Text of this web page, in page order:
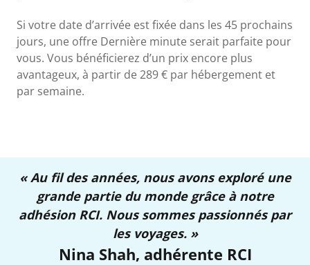
Si votre date d’arrivée est fixée dans les 45 prochains
jours, une offre Dernière minute serait parfaite pour
vous. Vous bénéficierez d’un prix encore plus
avantageux, à partir de 289 € par hébergement et
par semaine.
« Au fil des années, nous avons exploré une
grande partie du monde grâce à notre
adhésion RCI. Nous sommes passionnés par
les voyages. »
Nina Shah, adhérente RCI